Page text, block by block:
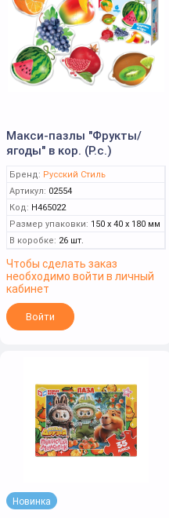
Макси-пазлы "Фрукты/
ягоды" в кор. (Р.с.)
Бренд: Русский Стиль
Артикул: 02554
Код: Н465022
Размер упаковки: 150 x 40 x 180 мм
В коробке: 26 шт.
Чтобы сделать заказ
необходимо войти в личный
кабинет
Войти
Новинка